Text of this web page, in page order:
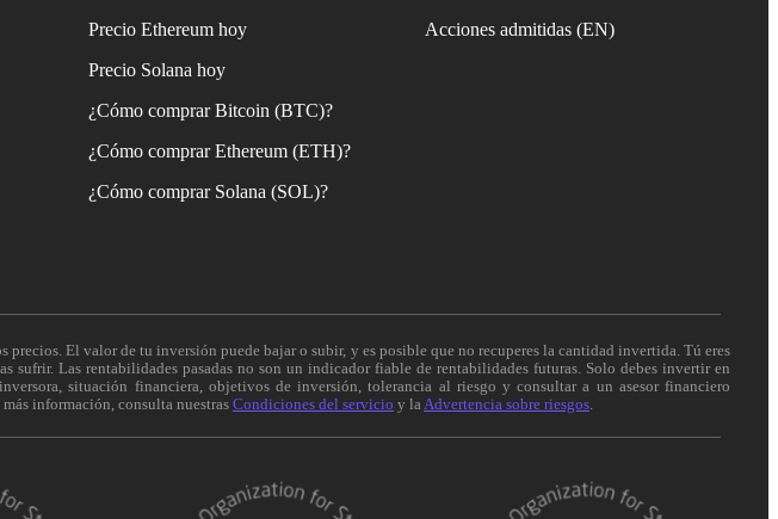
Precio Ethereum hoy
Precio Solana hoy
¿Cómo comprar Bitcoin (BTC)?
¿Cómo comprar Ethereum (ETH)?
¿Cómo comprar Solana (SOL)?
Acciones admitidas (EN)
El valor de tu inversión puede bajar o subir, y es posible que no recuperes la cantidad invertida. Tú eres
sufrir. Las rentabilidades pasadas no son un indicador fiable de rentabilidades futuras. Solo debes invertir en
situación financiera, objetivos de inversión, tolerancia al riesgo y consultar a un asesor financiero
información, consulta nuestras Condiciones del servicio y la Advertencia sobre riesgos